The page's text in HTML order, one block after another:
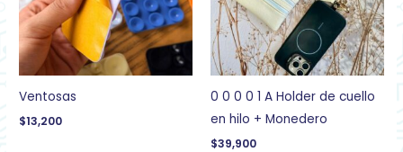
Ventosas
$13,200
0 0 0 0 1 A Holder de cuello
en hilo + Monedero
$39,900